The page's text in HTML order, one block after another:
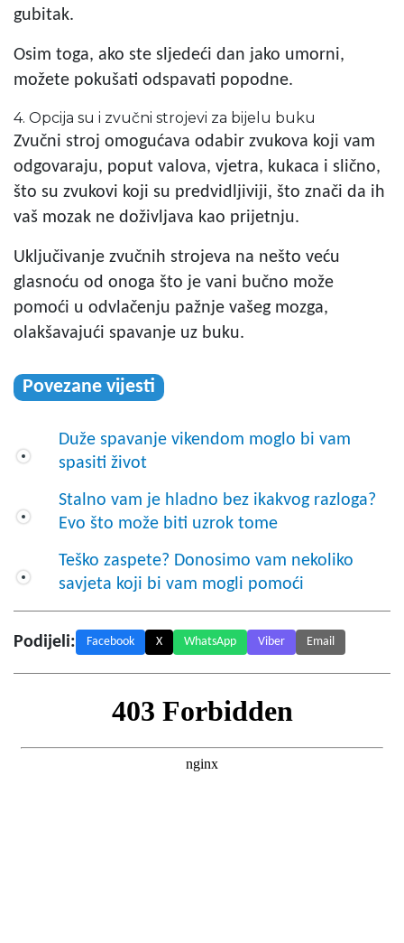
gubitak.
Osim toga, ako ste sljedeći dan jako umorni,
možete pokušati odspavati popodne.
4. Opcija su i zvučni strojevi za bijelu buku
Zvučni stroj omogućava odabir zvukova koji vam
odgovaraju, poput valova, vjetra, kukaca i slično,
što su zvukovi koji su predvidljiviji, što znači da ih
vaš mozak ne doživljava kao prijetnju.
Uključivanje zvučnih strojeva na nešto veću
glasnoću od onoga što je vani bučno može
pomoći u odvlačenju pažnje vašeg mozga,
olakšavajući spavanje uz buku.
Povezane vijesti
Duže spavanje vikendom moglo bi vam
spasiti život
Stalno vam je hladno bez ikakvog razloga?
Evo što može biti uzrok tome
Teško zaspete? Donosimo vam nekoliko
savjeta koji bi vam mogli pomoći
Podijeli: Facebook X WhatsApp Viber Email